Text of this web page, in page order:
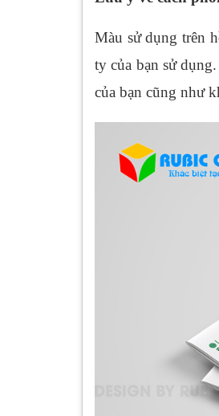
Màu sử dụng trên
ty của bạn sử
của bạn cũng như